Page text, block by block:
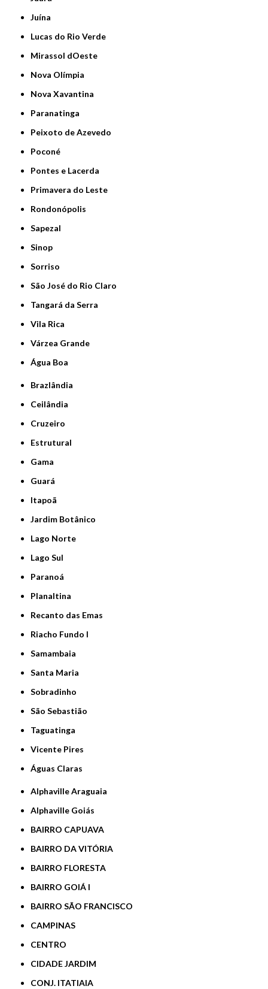
Juína
Lucas do Rio Verde
Mirassol dOeste
Nova Olímpia
Nova Xavantina
Paranatinga
Peixoto de Azevedo
Poconé
Pontes e Lacerda
Primavera do Leste
Rondonópolis
Sapezal
Sinop
Sorriso
São José do Rio Claro
Tangará da Serra
Vila Rica
Várzea Grande
Água Boa
Brazlândia
Ceilândia
Cruzeiro
Estrutural
Gama
Guará
Itapoã
Jardim Botânico
Lago Norte
Lago Sul
Paranoá
Planaltina
Recanto das Emas
Riacho Fundo I
Samambaia
Santa Maria
Sobradinho
São Sebastião
Taguatinga
Vicente Pires
Águas Claras
Alphaville Araguaia
Alphaville Goiás
BAIRRO CAPUAVA
BAIRRO DA VITÓRIA
BAIRRO FLORESTA
BAIRRO GOIÁ I
BAIRRO SÃO FRANCISCO
CAMPINAS
CENTRO
CIDADE JARDIM
CONJ. ITATIAIA